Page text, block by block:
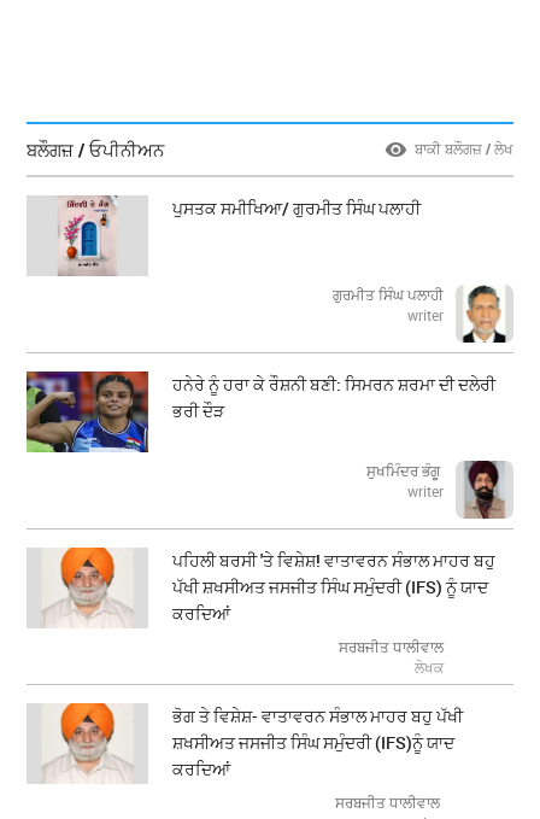
ਬਲੌਗਜ਼ / ਓਪੀਨੀਅਨ ਬਾਕੀ ਬਲੌਗਜ਼ / ਲੇਖ
ਪੁਸਤਕ ਸਮੀਖਿਆ/ ਗੁਰਮੀਤ ਸਿੰਘ ਪਲਾਹੀ
ਗੁਰਮੀਤ ਸਿੰਘ ਪਲਾਹੀ
writer
ਹਨੇਰੇ ਨੂੰ ਹਰਾ ਕੇ ਰੌਸ਼ਨੀ ਬਣੀ: ਸਿਮਰਨ ਸ਼ਰਮਾ ਦੀ ਦਲੇਰੀ
ਭਰੀ ਦੌੜ
ਸੁਖਮਿੰਦਰ ਭੰਗੂ
writer
ਪਹਿਲੀ ਬਰਸੀ 'ਤੇ ਵਿਸ਼ੇਸ਼! ਵਾਤਾਵਰਨ ਸੰਭਾਲ ਮਾਹਰ ਬਹੁ
ਪੱਖੀ ਸ਼ਖਸੀਅਤ ਜਸਜੀਤ ਸਿੰਘ ਸਮੁੰਦਰੀ (IFS) ਨੂੰ ਯਾਦ
ਕਰਦਿਆਂ
ਸਰਬਜੀਤ ਧਾਲੀਵਾਲ
ਲੇਖਕ
ਭੋਗ ਤੇ ਵਿਸ਼ੇਸ਼- ਵਾਤਾਵਰਨ ਸੰਭਾਲ ਮਾਹਰ ਬਹੁ ਪੱਖੀ
ਸ਼ਖਸੀਅਤ ਜਸਜੀਤ ਸਿੰਘ ਸਮੁੰਦਰੀ (IFS)ਨੂੰ ਯਾਦ
ਕਰਦਿਆਂ
ਸਰਬਜੀਤ ਧਾਲੀਵਾਲ